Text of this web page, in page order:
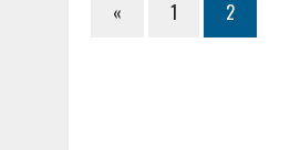
« 1 2